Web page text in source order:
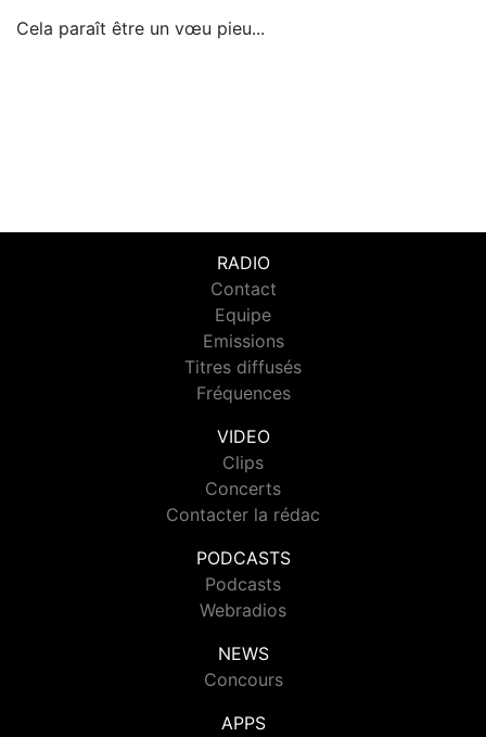
Cela paraît être un vœu pieu...
RADIO
Contact
Equipe
Emissions
Titres diffusés
Fréquences
VIDEO
Clips
Concerts
Contacter la rédac
PODCASTS
Podcasts
Webradios
NEWS
Concours
APPS